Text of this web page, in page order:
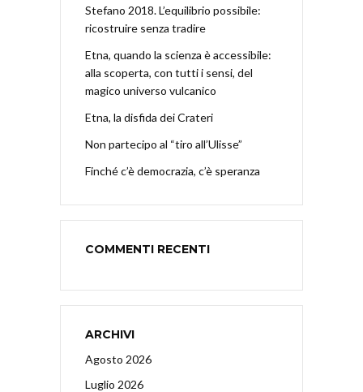
Stefano 2018. L’equilibrio possibile:
ricostruire senza tradire
Etna, quando la scienza è accessibile:
alla scoperta, con tutti i sensi, del
magico universo vulcanico
Etna, la disfida dei Crateri
Non partecipo al “tiro all’Ulisse”
Finché c’è democrazia, c’è speranza
COMMENTI RECENTI
ARCHIVI
Agosto 2026
Luglio 2026